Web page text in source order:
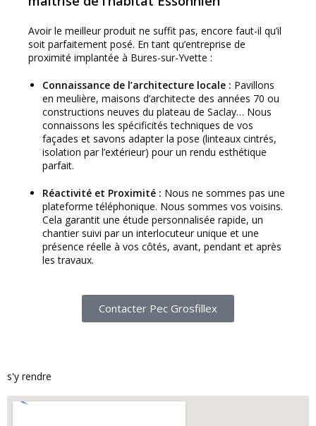
Avoir le meilleur produit ne suffit pas, encore faut-il qu’il
soit parfaitement posé. En tant qu’entreprise de
proximité implantée à Bures-sur-Yvette :
Connaissance de l’architecture locale : Pavillons
en meulière, maisons d’architecte des années 70 ou
constructions neuves du plateau de Saclay… Nous
connaissons les spécificités techniques de vos
façades et savons adapter la pose (linteaux cintrés,
isolation par l’extérieur) pour un rendu esthétique
parfait.
Réactivité et Proximité : Nous ne sommes pas une
plateforme téléphonique. Nous sommes vos voisins.
Cela garantit une étude personnalisée rapide, un
chantier suivi par un interlocuteur unique et une
présence réelle à vos côtés, avant, pendant et après
les travaux.
Contacter Pec Grosfillex
s'y rendre